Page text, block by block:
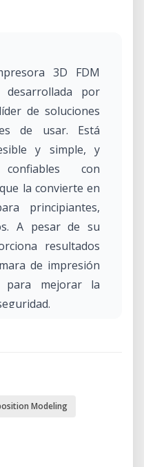
3D FDM
por
de soluciones
de usar. Está
y simple, y
con
la convierte en
principiantes,
A pesar de su
resultados
de impresión
para mejorar la
para
objetos
Es ideal para
Modeling